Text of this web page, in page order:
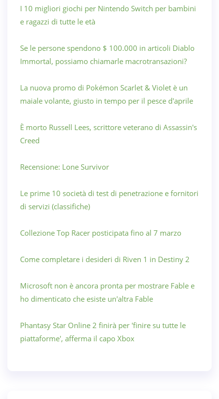
I 10 migliori giochi per Nintendo Switch per bambini
e ragazzi di tutte le età
Se le persone spendono $ 100.000 in articoli Diablo
Immortal, possiamo chiamarle macrotransazioni?
La nuova promo di Pokémon Scarlet & Violet è un
maiale volante, giusto in tempo per il pesce d'aprile
È morto Russell Lees, scrittore veterano di Assassin's
Creed
Recensione: Lone Survivor
Le prime 10 società di test di penetrazione e fornitori
di servizi (classifiche)
Collezione Top Racer posticipata fino al 7 marzo
Come completare i desideri di Riven 1 in Destiny 2
Microsoft non è ancora pronta per mostrare Fable e
ho dimenticato che esiste un'altra Fable
Phantasy Star Online 2 finirà per 'finire su tutte le
piattaforme', afferma il capo Xbox